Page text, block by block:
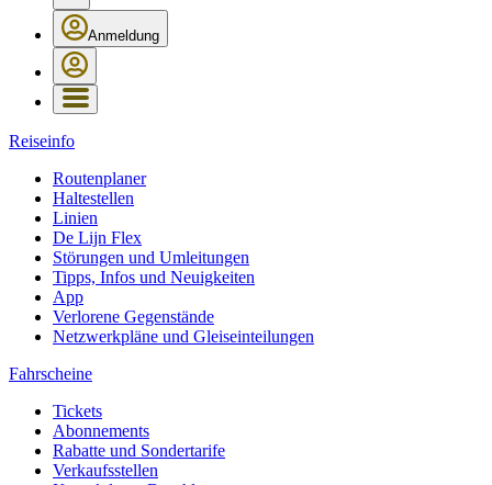
Anmeldung
Reiseinfo
Routenplaner
Haltestellen
Linien
De Lijn Flex
Störungen und Umleitungen
Tipps, Infos und Neuigkeiten
App
Verlorene Gegenstände
Netzwerkpläne und Gleiseinteilungen
Fahrscheine
Tickets
Abonnements
Rabatte und Sondertarife
Verkaufsstellen